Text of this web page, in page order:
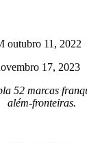
outubro 11, 2022
17, 2023
52 marcas
além-fronteiras.